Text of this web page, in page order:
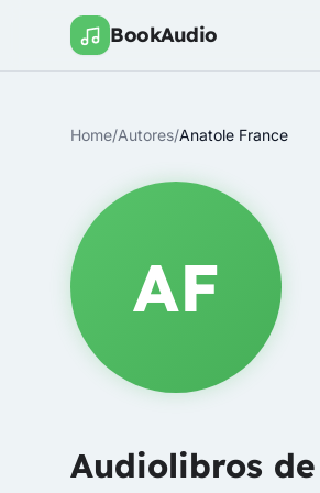
BookAudio
Home/Autores/Anatole France
AF
Audiolibros